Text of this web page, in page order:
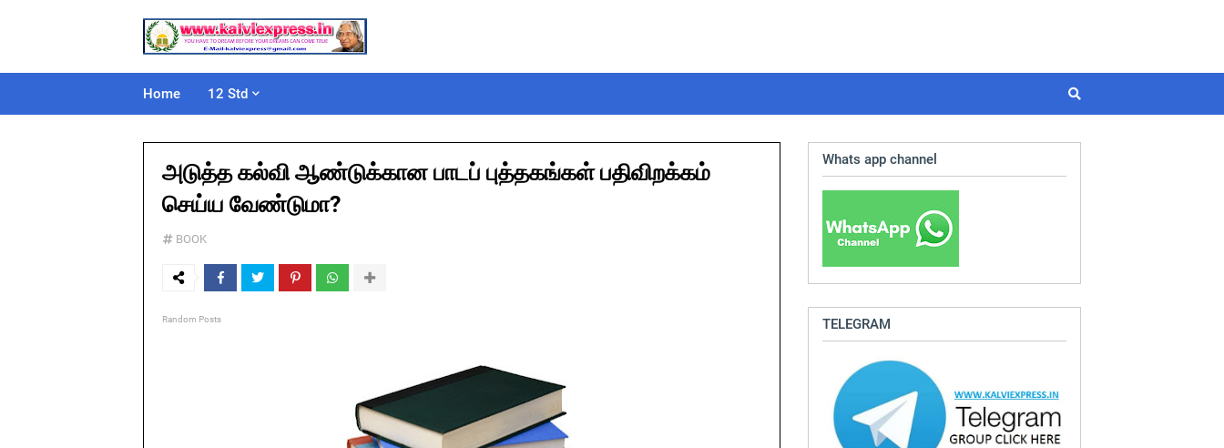
Home 12 Std
அடுத்த கல்வி ஆண்டுக்கான பாடப் புத்தகங்கள் பதிவிறக்கம்
செய்ய வேண்டுமா?
BOOK
Random Posts
Whats app channel
TELEGRAM